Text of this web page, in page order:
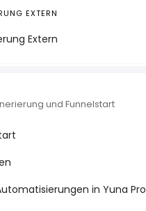
EXTERN
Extern
und Funnelstart
in Yuna Pro